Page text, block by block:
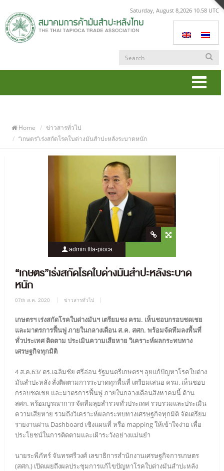
Saturday, August 8,2026 10.58 UTC
Home
ข่าวสารทั่วไป
“เกษตร”เร่งสกัดโรคใบด่างมันสำปะหลังระบาดหนัก
admin ttta-pioca
“เกษตร”เร่งสกัดโรคใบด่างมันสำปะหลังระบาด
หนัก
07th ส.ค. 2020 ข่าวสารทั่วไป
เกษตรฯ เร่งสกัดโรคใบด่างมันฯ เตรียมชง ครม. เห็นชอบกรอบชดเชย
และมาตรการฟื้นฟู ภายในกลางเดือน ส.ค. สศก. พร้อมจัดทีมลงพื้นที่
ทั่วประเทศ ติดตาม ประเมินความเสียหาย วิเคราะห์ผลกระทบทาง
เศรษฐกิจทุกมิติ
4 ส.ค.63/ ดร.เฉลิมชัย ศรีอ่อน รัฐมนตรีเกษตรฯ ลุยแก้ปัญหาโรคใบด่าง
มันสำปะหลัง สั่งติดตามการระบาดทุกพื้นที่ เตรียมเสนอ ครม. เห็นชอบ
กรอบชดเชย และมาตรการฟื้นฟู ภายในกลางเดือนสิงหาคมนี้ ด้าน
สศก. พร้อมบูรณาการ จัดทีมลุยสำรวจทั่วประเทศ รวบรวมและประเมิน
ความเสียหาย รวมถึงวิเคราะห์ผลกระทบทางเศรษฐกิจทุกมิติ จัดเตรียม
รายงานผ่าน Dashboard เชิงแผนที่ หรือ mapping ให้เข้าใจง่าย เพื่อ
ประโยชน์ในการติดตามและเฝ้าระวังอย่างแม่นยำ
นายระพีภัทร์ จันทรศรีวงศ์ เลขาธิการสำนักงานเศรษฐกิจการเกษตร
(สศก.) เปิดเผยถึงผลประชุมการแก้ไขปัญหาโรคใบด่างมันสำปะหลัง